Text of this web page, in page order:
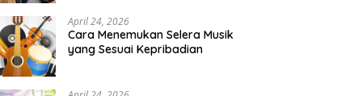
April 24, 2026
Cara Menemukan Selera Musik
yang Sesuai Kepribadian